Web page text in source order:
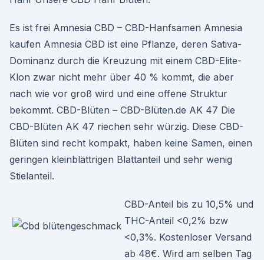
Es ist frei Amnesia CBD – CBD-Hanfsamen Amnesia
kaufen Amnesia CBD ist eine Pflanze, deren Sativa-
Dominanz durch die Kreuzung mit einem CBD-Elite-
Klon zwar nicht mehr über 40 % kommt, die aber
nach wie vor groß wird und eine offene Struktur
bekommt. CBD-Blüten – CBD-Blüten.de AK 47 Die
CBD-Blüten AK 47 riechen sehr würzig. Diese CBD-
Blüten sind recht kompakt, haben keine Samen, einen
geringen kleinblättrigen Blattanteil und sehr wenig
Stielanteil.
CBD-Anteil bis zu 10,5% und
THC-Anteil <0,2% bzw
<0,3%. Kostenloser Versand
ab 48€. Wird am selben Tag